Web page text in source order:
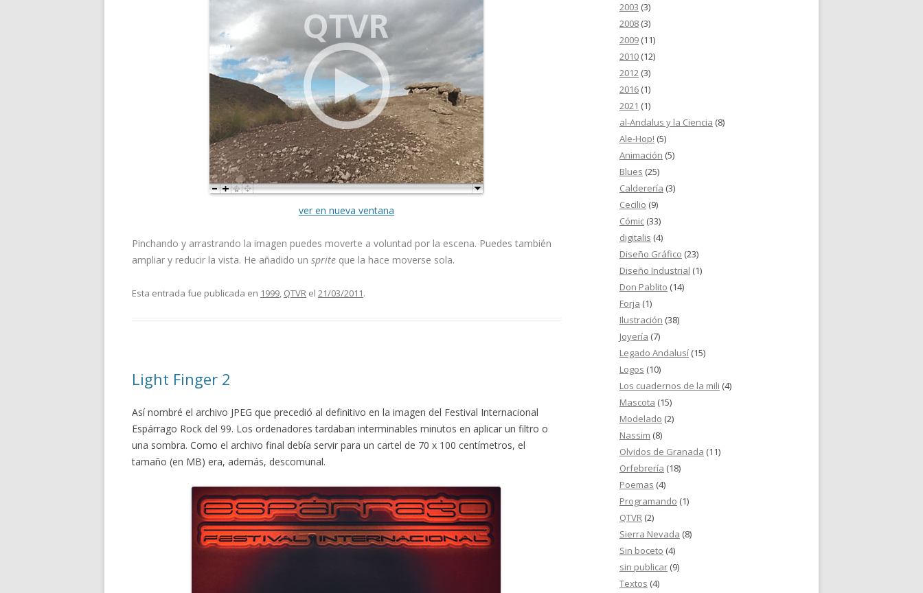
ver en nueva ventana
Pinchando y arrastrando la imagen puedes moverte a voluntad por la escena. Puedes también
ampliar y reducir la vista. He añadido un sprite que la hace moverse sola.
Esta entrada fue publicada en 1999, QTVR el 21/03/2011.
Light Finger 2
Así nombré el archivo JPEG que precedió al definitivo en la imagen del Festival Internacional
Espárrago Rock del 99. Los ordenadores tardaban interminables minutos en aplicar un filtro o
una sombra. Como el archivo final debía servir para un cartel de 70 x 100 centímetros, el
tamaño (en MB) era, además, descomunal.
2003 (3)
2008 (3)
2009 (11)
2010 (12)
2012 (3)
2016 (1)
2021 (1)
al-Andalus y la Ciencia (8)
Ale-Hop! (5)
Animación (5)
Blues (25)
Calderería (3)
Cecilio (9)
Cómic (33)
digitalis (4)
Diseño Gráfico (23)
Diseño Industrial (1)
Don Pablito (14)
Forja (1)
Ilustración (38)
Joyería (7)
Legado Andalusí (15)
Logos (10)
Los cuadernos de la mili (4)
Mascota (15)
Modelado (2)
Nassim (8)
Olvidos de Granada (11)
Orfebrería (18)
Poemas (4)
Programando (1)
QTVR (2)
Sierra Nevada (8)
Sin boceto (4)
sin publicar (9)
Textos (4)